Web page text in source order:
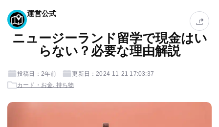
運営公式
ニュージーランド留学で現金はい
らない？必要な理由解説
投稿日：2年前
更新日：2024-11-21 17:03:37
カード・お金, 持ち物